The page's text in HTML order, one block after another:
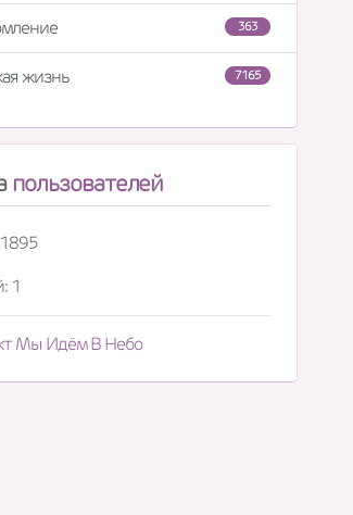
363
7165
жизнь
пользователей
1
Мы Идём В Небо